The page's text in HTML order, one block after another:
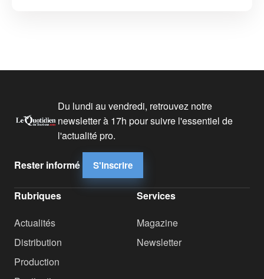
Du lundi au vendredi, retrouvez notre
newsletter à 17h pour suivre l'essentiel de
l'actualité pro.
Rester informé S'inscrire
Rubriques
Actualités
Distribution
Production
Services
Magazine
Newsletter